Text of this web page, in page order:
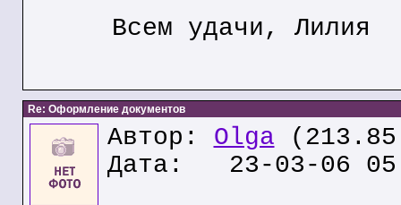
Всем удачи, Лилия
Re: Оформление документов
Автор: Olga
Дата: 23-03-06